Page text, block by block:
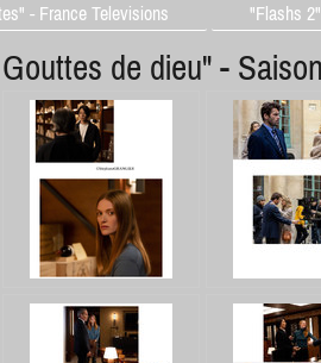
- France Televisions "Flashs
de dieu" -